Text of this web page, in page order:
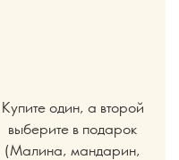
Купите один, а второй
выберите в подарок
(Малина, мандарин,